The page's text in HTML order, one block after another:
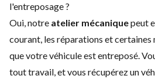
l'entreposage ?
Oui, notre atelier mécaniquepeut
courant, les réparations et certaines
que votre véhicule est entreposé.
tout travail, et vous récupérez un